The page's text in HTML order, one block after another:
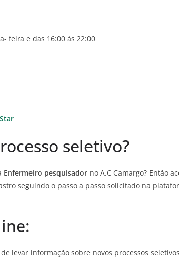
feira e das 16:00 às 22:00
seletivo?
Enfermeiro pesquisador no A.C Camargo? Então
seguindo o passo a passo solicitado na
levar informação sobre novos processos